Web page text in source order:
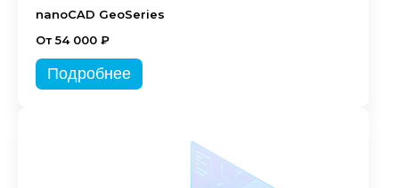
nanoCAD GeoSeries
От 54 000 ₽
Подробнее